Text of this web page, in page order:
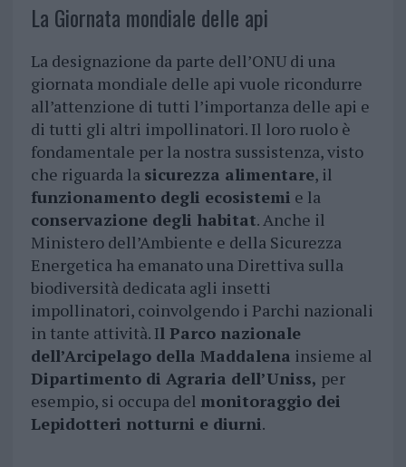
La Giornata mondiale delle api
La designazione da parte dell’ONU di una
giornata mondiale delle api vuole ricondurre
all’attenzione di tutti l’importanza delle api e
di tutti gli altri impollinatori. Il loro ruolo è
fondamentale per la nostra sussistenza, visto
che riguarda la sicurezza alimentare, il
funzionamento degli ecosistemi e la
conservazione degli habitat. Anche il
Ministero dell’Ambiente e della Sicurezza
Energetica ha emanato una Direttiva sulla
biodiversità dedicata agli insetti
impollinatori, coinvolgendo i Parchi nazionali
in tante attività. Il Parco nazionale
dell’Arcipelago della Maddalena insieme al
Dipartimento di Agraria dell’Uniss, per
esempio, si occupa del monitoraggio dei
Lepidotteri notturni e diurni.